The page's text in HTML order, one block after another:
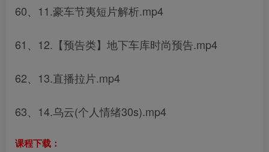
60、11.豪车节夷短片解析.mp4
61、12.【预告类】地下车库时尚预告.mp4
62、13.直播拉片.mp4
63、14.乌云(个人情绪30s).mp4
课程下载：